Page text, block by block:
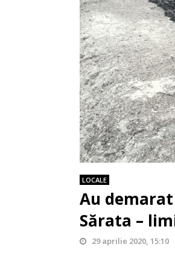
LOCALE
Au
Sărata –
29 aprilie 2020, 15:10